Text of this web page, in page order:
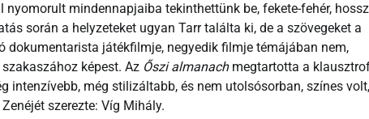
mindennapjaiba tekinthettünk be, fekete-fehér,
során a helyzeteket ugyan Tarr találta ki, de a szövegeket a
dokumentarista játékfilmje, negyedik filmje témájában nem,
képest. Az Őszi almanach megtartotta a
intenzívebb, még stilizáltabb, és nem utolsósorban, színes volt,
szerezte: Víg Mihály.